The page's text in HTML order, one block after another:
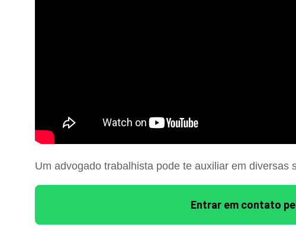
Um advogado trabalhista pode te auxiliar em diversas
Entrar em contato